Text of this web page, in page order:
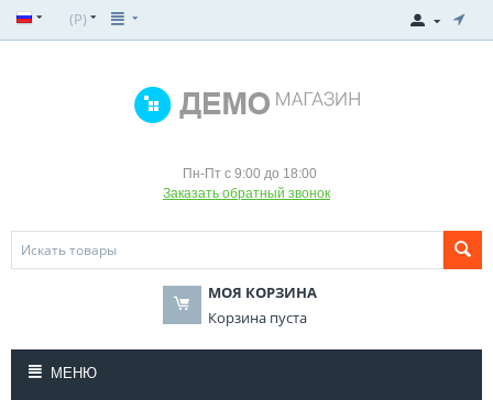
(Р)
Пн-Пт с 9:00 до 18:00
Заказать обратный звонок
МОЯ КОРЗИНА
Корзина пуста
МЕНЮ